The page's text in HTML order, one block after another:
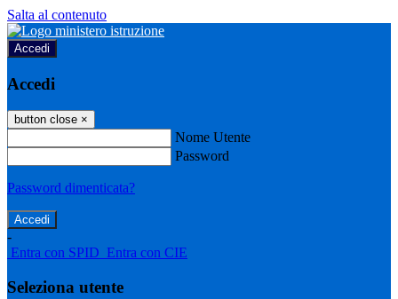
Salta al contenuto
Accedi
Accedi
button close ×
Nome Utente
Password
Password dimenticata?
-
Entra con SPID Entra con CIE
Seleziona utente